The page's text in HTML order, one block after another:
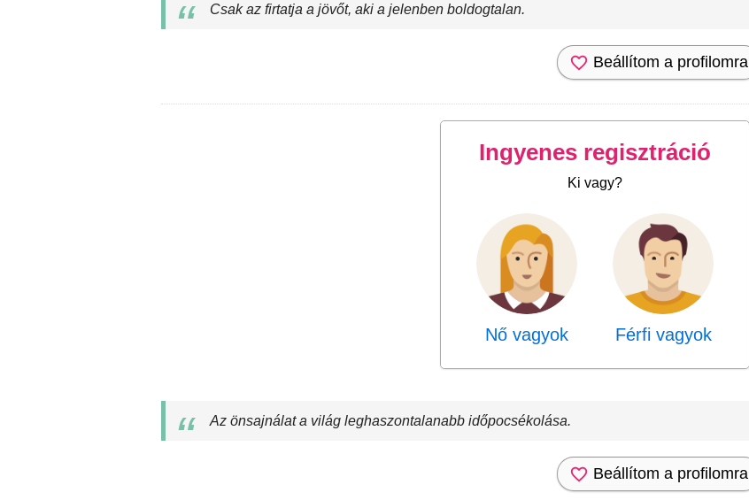
Csak az firtatja a jövőt, aki a jelenben boldogtalan.
Beállítom a profilomra
Ingyenes regisztráció
Ki vagy?
Nő vagyok Férfi vagyok
Az önsajnálat a világ leghaszontalanabb időpocsékolása.
Beállítom a profilomra